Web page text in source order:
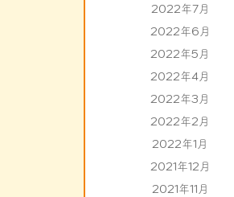
2022年7月
2022年6月
2022年5月
2022年4月
2022年3月
2022年2月
2022年1月
2021年12月
2021年11月